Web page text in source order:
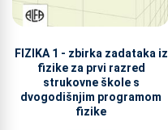
FIZIKA 1 - zbirka zadataka iz
fizike za prvi razred
strukovne škole s
dvogodišnjim programom
fizike